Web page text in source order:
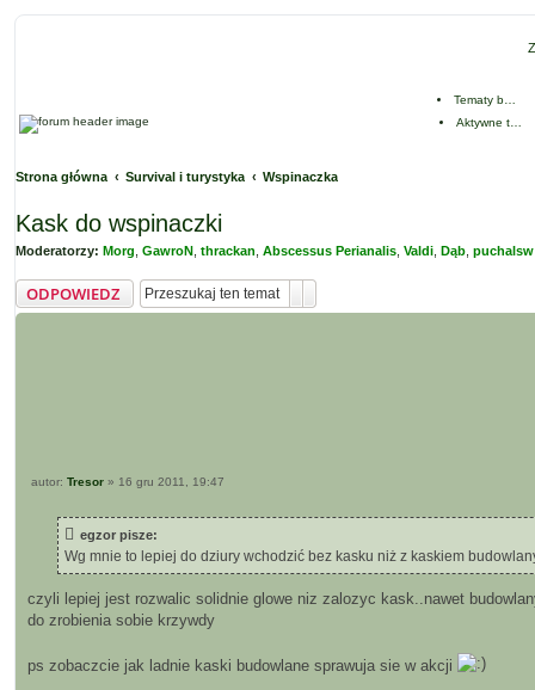
Strona główna Survival i turystyka Wspinaczka
Kask do wspinaczki
Moderatorzy: Morg GawroN thrackan Abscessus Perianalis Valdi Dąb puchalsw
ODPOWIEDZ
Pautor: Tresor » 16 gru 2011, 19:47
egzor pisze:
Wg mnie to lepiej do dziury wchodzić bez kasku niż z kaskiem
czyli lepiej jest rozwalic solidnie glowe niz zalozyc kask..nawet
do zrobienia sobie krzywdy
ps zobaczcie jak ladnie kaski budowlane sprawuja sie w akcji